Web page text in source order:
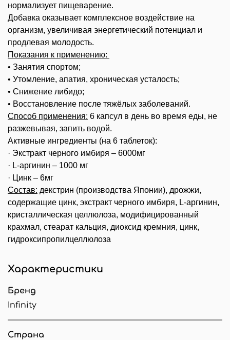
нормализует пищеварение.
Добавка оказывает комплексное воздействие на
организм, увеличивая энергетический потенциал и
продлевая молодость.
Показания к применению:
• Занятия спортом;
• Утомление, апатия, хроническая усталость;
• Снижение либидо;
• Восстановление после тяжёлых заболеваний.
Способ применения: 6 капсул в день во время еды, не
разжевывая, запить водой.
Активные ингредиенты (на 6 таблеток):
· Экстракт черного имбиря – 6000мг
· L-аргинин – 1000 мг
· Цинк – 6мг
Состав: декстрин (производства Японии), дрожжи,
содержащие цинк, экстракт черного имбиря, L-аргинин,
кристаллическая целлюлоза, модифицированный
крахмал, стеарат кальция, диоксид кремния, цинк,
гидроксипропилцеллюлоза
Характеристики
Бренд
Infinity
Страна